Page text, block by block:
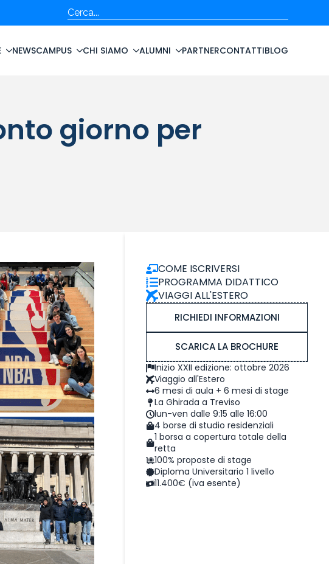
Cerca
NEWSCAMPUS CHI SIAMO ALUMNI PARTNERCONTATTIBLOG
giorno per
COME ISCRIVERSI
PROGRAMMA DIDATTICO
VIAGGI ALL'ESTERO
RICHIEDI INFORMAZIONI
SCARICA LA BROCHURE
Inizio XXII edizione: ottobre 2026
Viaggio all'Estero
6 mesi di aula + 6 mesi di stage
La Ghirada a Treviso
lun-ven dalle 9:15 alle 16:00
4 borse di studio residenziali
1 borsa a copertura totale della
retta
100% proposte di stage
Diploma Universitario 1 livello
11.400€ (iva esente)